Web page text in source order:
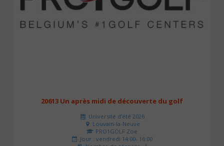
20613 Un après midi de découverte du golf
Université d'été 2026
Louvain-la-Neuve
PRO1GOLF Zoé
Jour : vendredi 14:00- 16:00